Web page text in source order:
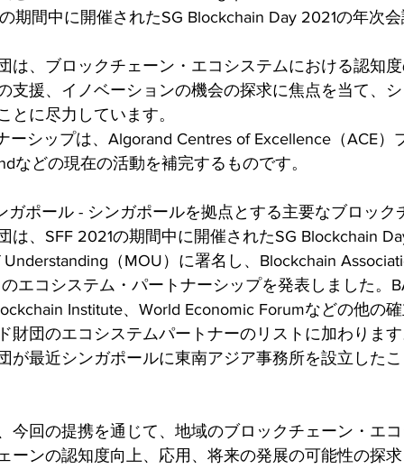
期間中に開催されたSG Blockchain Day 2021の年次
は、ブロックチェーン・エコシステムにおける認知
支援、イノベーションの機会の探求に焦点を当て、
とに尽力しています。
ーシップは、Algorand Centres of Excellence（ACE）
などの現在の活動を補完するものです。
ガポール - シンガポールを拠点とする主要なブロック
は、SFF 2021の期間中に開催されたSG Blockchain
（MOU）に署名し、Blockchain
エコシステム・パートナーシップを発表しました。
Institute、World Economic Forumなどの他の
財団のエコシステムパートナーのリストに加わりま
が最近シンガポールに東南アジア事務所を設立した
今回の提携を通じて、地域のブロックチェーン・エ
ーンの認知度向上、応用、将来の発展の可能性の探